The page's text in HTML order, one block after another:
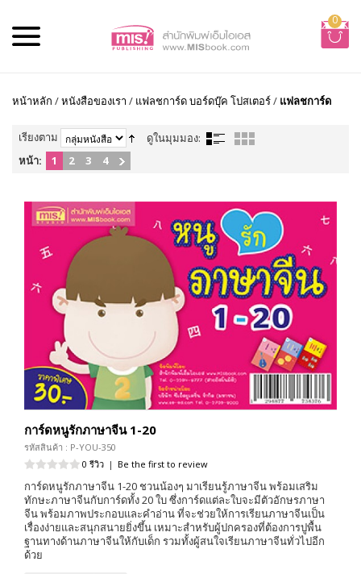
0
หน้าหลัก /หนังสือของเรา / แฟลชการ์ด บอร์ดบุ๊ค โปสเตอร์/ แฟลชการ์ด
เรียงตาม
ดูในมุมมอง:
หน้า:
1 2 3 4
การ์ดหนูรักภาษาจีน 1-20
รหัสสินค้า : P-YOU-350
0 รีวิว | Be the first to review
การ์ดหนูรักภาษาจีน 1-20 ชวนน้องๆ มาเรียนรู้ภาษาจีน พร้อมเสริม
ทักษะภาษาจีนกับการ์ดทั้ง 20 ใบ ซึ่งการ์ดแต่ละใบจะมีตัวอักษรภาษา
จีน พร้อมภาพประกอบและคำอ่าน ที่จะช่วยให้การเรียนภาษาจีนเป็น
เรื่องง่ายและสนุกสนายยิ่งขึ้น เหมาะสำหรับผู้ปกครองที่ต้องการปูพื้น
ฐานทางด้านภาษาจีนให้กับเด็ก รวมทั้งผู้สนใจเรียนภาษาจีนทั่วไปอีก
ด้วย